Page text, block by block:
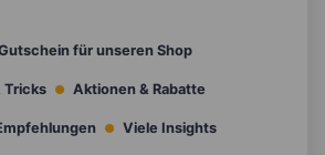
für unseren Shop
Tricks Aktionen & Rabatte
Viele Insights